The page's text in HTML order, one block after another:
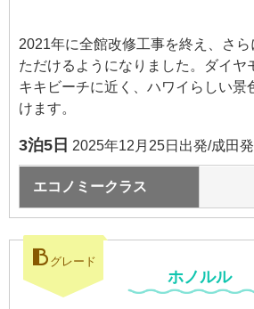
2021年に全館改修工事を終え、さ
ただけるようになりました。ダイヤ
キキビーチに近く、ハワイらしい景
けます。
3泊5日 2025年12月25日出発/成田発
エコノミークラス
B グレード
ホノルル